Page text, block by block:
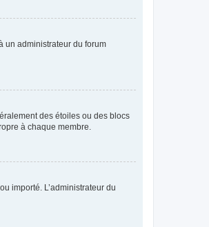
un administrateur du forum
des étoiles ou des blocs
à chaque membre.
importé. L’administrateur du